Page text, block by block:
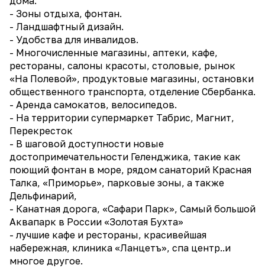
- Зоны отдыха, фонтан.
- Ландшафтный дизайн.
- Удобства для инвалидов.
- Многочисленные магазины, аптеки, кафе,
рестораны, салоны красоты, столовые, рынок
«На Полевой», продуктовые магазины, остановки
общественного транспорта, отделение Сбербанка.
- Аренда самокатов, велосипедов.
- На территории супермаркет Табрис, Магнит,
Перекресток
- В шаговой доступности новые
достопримечательности Геленджика, такие как
поющий фонтан в море, рядом санаторий Красная
Талка, «Приморье», парковые зоны, а также
Дельфинарий,
- Канатная дорога, «Сафари Парк», Самый большой
Аквапарк в России «Золотая Бухта»
- лучшие кафе и рестораны, красивейшая
набережная, клиника «Ланцетъ», спа центр..и
многое другое.